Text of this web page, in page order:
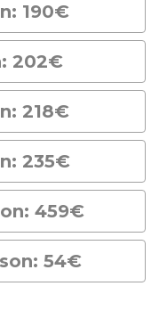
190€
202€
218€
235€
459€
54€